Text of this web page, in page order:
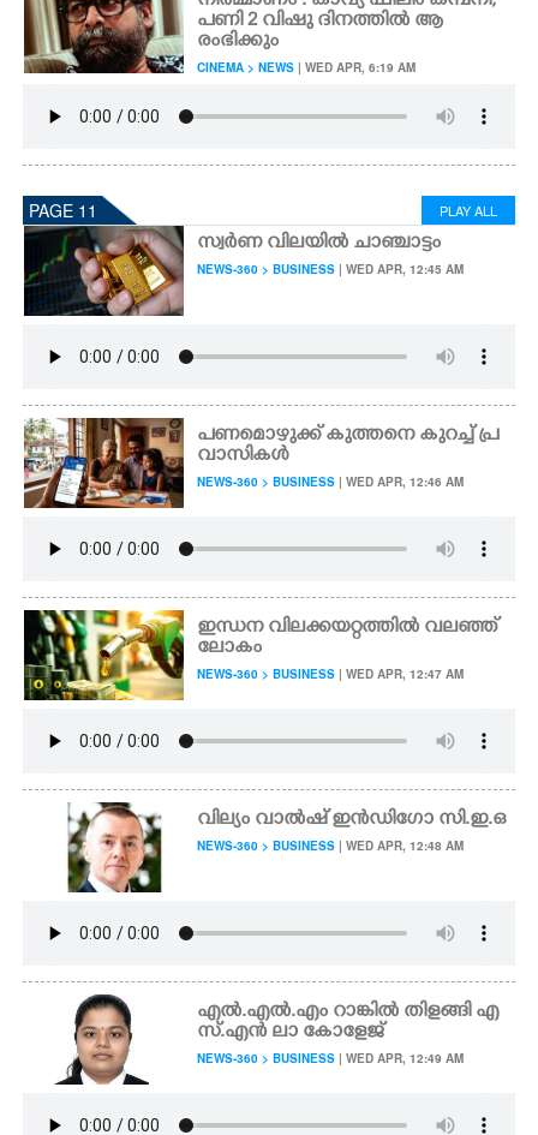
പണി 2 വിഷു ദിനത്തിൽ ആ
രംഭിക്കും
CINEMA > NEWS | WED APR, 6:19 AM
PAGE 11 PLAY ALL
സ്വർണ വിലയിൽ ചാഞ്ചാട്ടം
NEWS-360 > BUSINESS | WED APR, 12:45 AM
പണമൊഴുക്ക് കുത്തനെ കുറച്ച് പ്ര
വാസികൾ
NEWS-360 > BUSINESS | WED APR, 12:46 AM
ഇന്ധന വിലക്കയറ്റത്തിൽ വലഞ്ഞ്
ലോകം
NEWS-360 > BUSINESS | WED APR, 12:47 AM
വില്യം വാൽഷ് ഇൻഡിഗോ സി.ഇ.ഒ
NEWS-360 > BUSINESS | WED APR, 12:48 AM
എൽ.എൽ.എം റാങ്കിൽ തിളങ്ങി എ
സ്.എൻ ലാ കോളേജ്
NEWS-360 > BUSINESS | WED APR, 12:49 AM